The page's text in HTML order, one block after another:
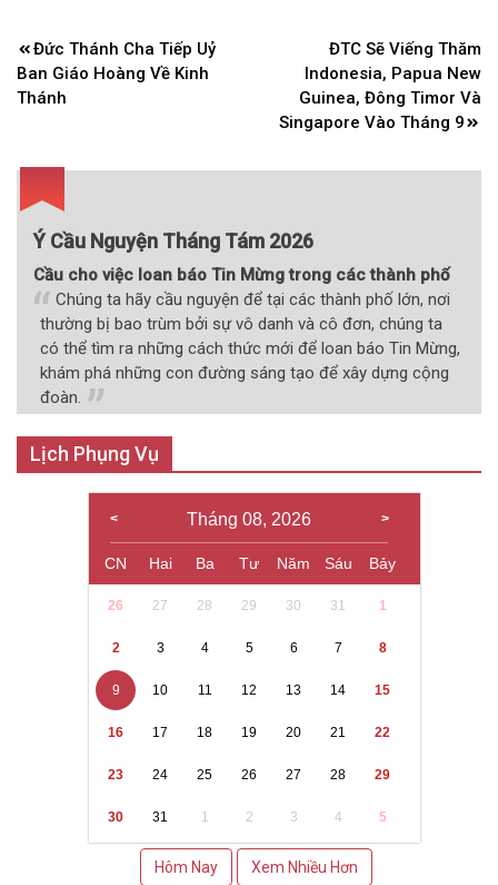
Điều
hướng
bài
Đức Thánh Cha Tiếp Uỷ
Ban Giáo Hoàng Về Kinh
Thánh
ĐTC Sẽ Viếng Thăm
Indonesia, Papua New
Guinea, Đông Timor Và
Singapore Vào Tháng 9
Ý Cầu Nguyện Tháng Tám 2026
Cầu cho việc loan báo Tin Mừng trong các thành phố
Chúng ta hãy cầu nguyện để tại các thành phố lớn, nơi
thường bị bao trùm bởi sự vô danh và cô đơn, chúng ta
có thể tìm ra những cách thức mới để loan báo Tin Mừng,
khám phá những con đường sáng tạo để xây dựng cộng
đoàn.
Lịch Phụng Vụ
Tháng 08, 2026
CN Hai Ba Tư Năm Sáu Bảy
26 27 28 29 30 31 1
2 3 4 5 6 7 8
9 10 11 12 13 14 15
16 17 18 19 20 21 22
23 24 25 26 27 28 29
30 31 1 2 3 4 5
Hôm Nay Xem Nhiều Hơn